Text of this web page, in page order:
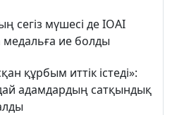
сегіз мүшесі де IOAI
ие болды
құрбым иттік істеді»:
адамдардың сатқындық